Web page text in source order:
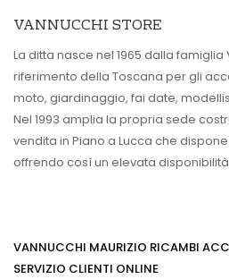
VANNUCCHI STORE
La ditta nasce nel 1965 dalla
riferimento della Toscana per gli
moto, giardinaggio, fai date,
Nel 1993 amplia la propria sede
vendita in Piano a Lucca che
offrendo così un elevata
VANNUCCHI MAURIZIO RICAMBI
SERVIZIO CLIENTI ONLINE